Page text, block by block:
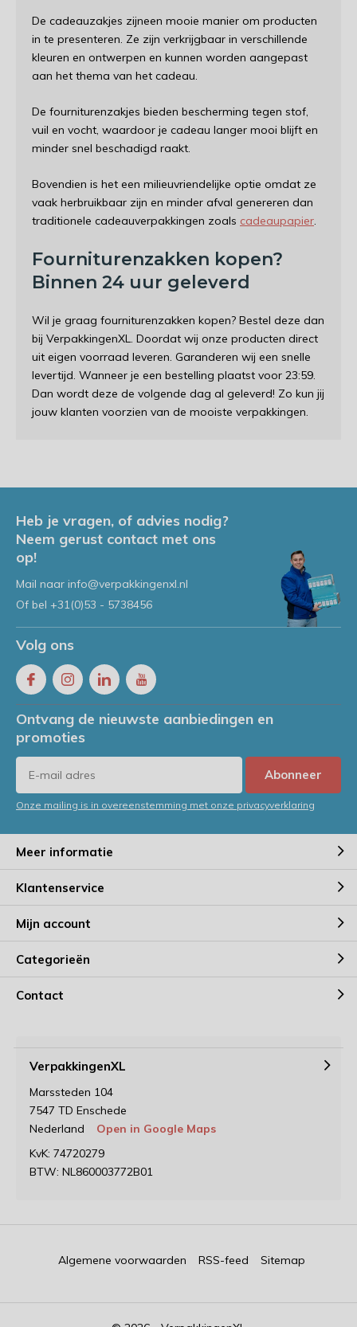
De cadeauzakjes zijneen mooie manier om producten
in te presenteren. Ze zijn verkrijgbaar in verschillende
kleuren en ontwerpen en kunnen worden aangepast
aan het thema van het cadeau.
De fourniturenzakjes bieden bescherming tegen stof,
vuil en vocht, waardoor je cadeau langer mooi blijft en
minder snel beschadigd raakt.
Bovendien is het een milieuvriendelijke optie omdat ze
vaak herbruikbaar zijn en minder afval genereren dan
traditionele cadeauverpakkingen zoals cadeaupapier.
Fourniturenzakken kopen?
Binnen 24 uur geleverd
Wil je graag fourniturenzakken kopen? Bestel deze dan
bij VerpakkingenXL. Doordat wij onze producten direct
uit eigen voorraad leveren. Garanderen wij een snelle
levertijd. Wanneer je een bestelling plaatst voor 23:59.
Dan wordt deze de volgende dag al geleverd! Zo kun jij
jouw klanten voorzien van de mooiste verpakkingen.
Heb je vragen, of advies nodig?
Neem gerust contact met ons
op!
Mail naar info@verpakkingenxl.nl
Of bel +31(0)53 - 5738456
Volg ons
Ontvang de nieuwste aanbiedingen en
promoties
Abonneer
Onze mailing is in overeenstemming met onze privacyverklaring
Meer informatie
Klantenservice
Mijn account
Categorieën
Contact
VerpakkingenXL
Marssteden 104
7547 TD Enschede
Nederland
Open in Google Maps
KvK: 74720279
BTW: NL860003772B01
Algemene voorwaarden RSS-feed Sitemap